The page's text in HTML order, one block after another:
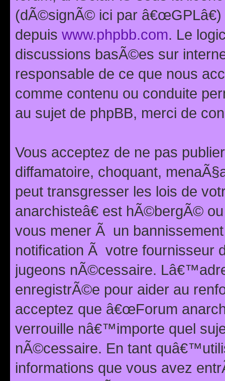
(dÃ©signÃ© ici par
depuis www.phpbb.com. Le
discussions basÃ©es sur
responsable de ce que nous
comme contenu ou conduite
au sujet de phpBB, merci de
Vous acceptez de ne pas
diffamatoire, choquant,
peut transgresser les lois de
anarchisteâ€ est hÃ©bergÃ©
vous mener Ã un
notification Ã votre fournisseur
jugeons nÃ©cessaire.
enregistrÃ©e pour aider au
acceptez que â€œForum
verrouille nâ€™importe quel
nÃ©cessaire. En tant
informations que vous avez